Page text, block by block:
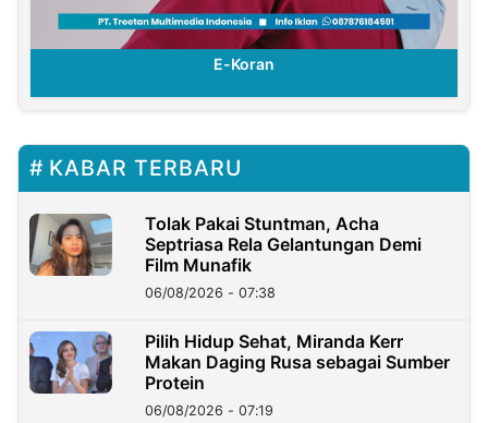
E-Koran
KABAR TERBARU
Tolak Pakai Stuntman, Acha
Septriasa Rela Gelantungan Demi
Film Munafik
06/08/2026 - 07:38
Pilih Hidup Sehat, Miranda Kerr
Makan Daging Rusa sebagai Sumber
Protein
06/08/2026 - 07:19